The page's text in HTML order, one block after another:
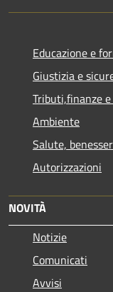
Educazione e
Giustizia e
Tributi,finanze
Ambiente
Salute,
Autorizzazioni
NOVITÀ
Notizie
Comunicati
Avvisi